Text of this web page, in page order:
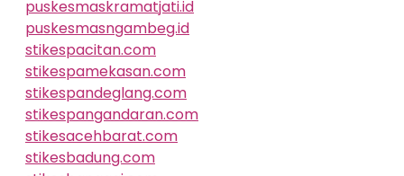
puskesmaskramatjati.id
puskesmasngambeg.id
stikespacitan.com
stikespamekasan.com
stikespandeglang.com
stikespangandaran.com
stikesacehbarat.com
stikesbadung.com